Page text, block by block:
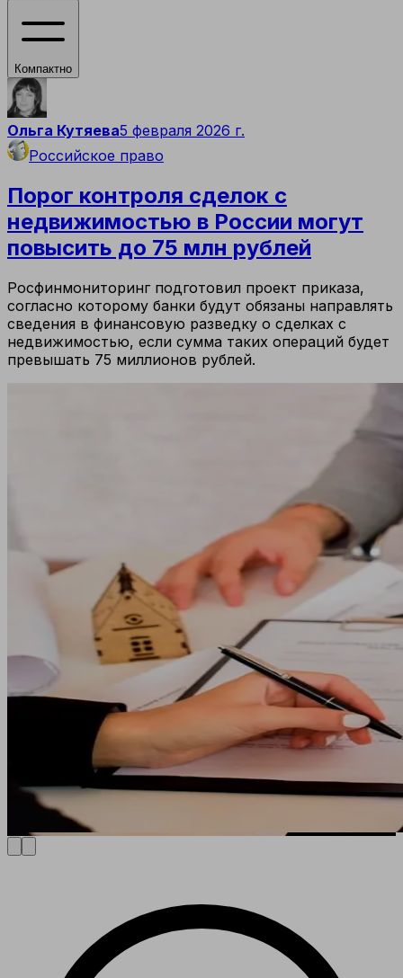
Компактно
Ольга Кутяева5 февраля 2026 г.
Российское право
Порог контроля сделок с
недвижимостью в России могут
повысить до 75 млн рублей
Росфинмониторинг подготовил проект приказа,
согласно которому банки будут обязаны направлять
сведения в финансовую разведку о сделках с
недвижимостью, если сумма таких операций будет
превышать 75 миллионов рублей.